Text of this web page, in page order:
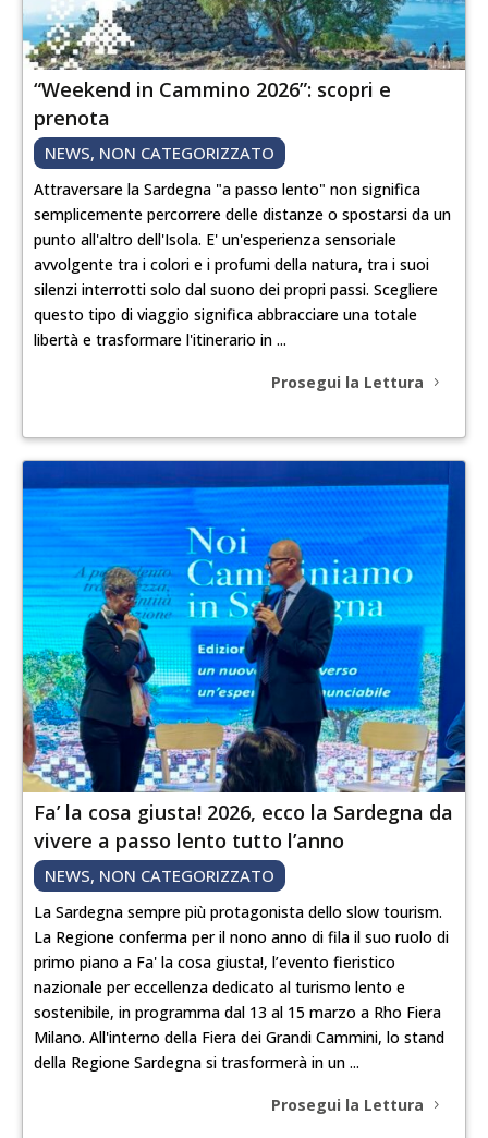
“Weekend in Cammino 2026”: scopri e
prenota
NEWS, NON CATEGORIZZATO
Attraversare la Sardegna "a passo lento" non significa
semplicemente percorrere delle distanze o spostarsi da un
punto all'altro dell'Isola. E' un'esperienza sensoriale
avvolgente tra i colori e i profumi della natura, tra i suoi
silenzi interrotti solo dal suono dei propri passi. Scegliere
questo tipo di viaggio significa abbracciare una totale
libertà e trasformare l'itinerario in ...
Prosegui la Lettura
Fa’ la cosa giusta! 2026, ecco la Sardegna da
vivere a passo lento tutto l’anno
NEWS, NON CATEGORIZZATO
La Sardegna sempre più protagonista dello slow tourism.
La Regione conferma per il nono anno di fila il suo ruolo di
primo piano a Fa' la cosa giusta!, l’evento fieristico
nazionale per eccellenza dedicato al turismo lento e
sostenibile, in programma dal 13 al 15 marzo a Rho Fiera
Milano. All'interno della Fiera dei Grandi Cammini, lo stand
della Regione Sardegna si trasformerà in un ...
Prosegui la Lettura